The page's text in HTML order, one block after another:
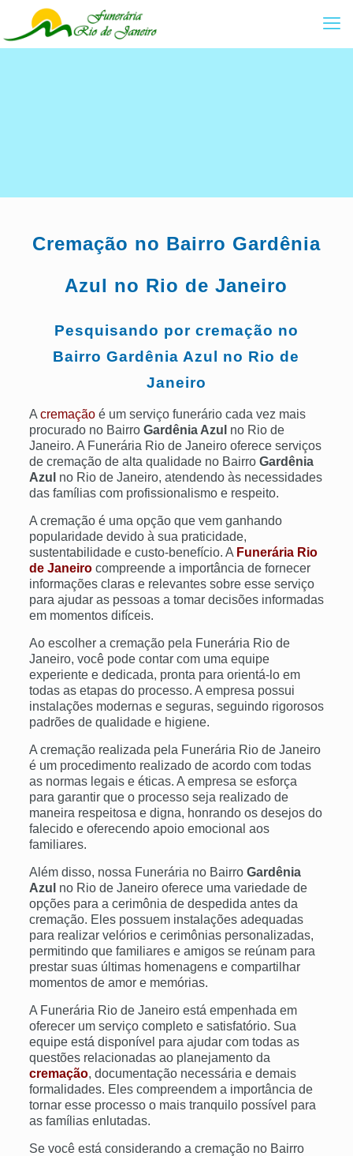
Cremação no Bairro Gardênia
Azul no Rio de Janeiro
Pesquisando por cremação no
BairroGardênia Azul
no Rio de
Janeiro
A cremaçãoé um serviço funerário cada vez mais
procurado no Bairro Gardênia Azul no Rio de
Janeiro. A Funerária Rio de Janeiro oferece serviços
de cremação de alta qualidade no Bairro Gardênia
Azul no Rio de Janeiro, atendendo às necessidades
das famílias com profissionalismo e respeito.
A cremação é uma opção que vem ganhando
popularidade devido à sua praticidade,
sustentabilidade e custo-benefício. A Funerária Rio
de Janeirocompreende a importância de fornecer
informações claras e relevantes sobre esse serviço
para ajudar as pessoas a tomar decisões informadas
em momentos difíceis.
Ao escolher a cremação pela Funerária Rio de
Janeiro, você pode contar com uma equipe
experiente e dedicada, pronta para orientá-lo em
todas as etapas do processo. A empresa possui
instalações modernas e seguras, seguindo rigorosos
padrões de qualidade e higiene.
A cremação realizada pela Funerária Rio de Janeiro
é um procedimento realizado de acordo com todas
as normas legais e éticas. A empresa se esforça
para garantir que o processo seja realizado de
maneira respeitosa e digna, honrando os desejos do
falecido e oferecendo apoio emocional aos
familiares.
Além disso, nossa Funerária no Bairro Gardênia
Azul no Rio de Janeiro oferece uma variedade de
opções para a cerimônia de despedida antes da
cremação. Eles possuem instalações adequadas
para realizar velórios e cerimônias personalizadas,
permitindo que familiares e amigos se reúnam para
prestar suas últimas homenagens e compartilhar
momentos de amor e memórias.
A Funerária Rio de Janeiro está empenhada em
oferecer um serviço completo e satisfatório. Sua
equipe está disponível para ajudar com todas as
questões relacionadas ao planejamento da
cremação, documentação necessária e demais
formalidades. Eles compreendem a importância de
tornar esse processo o mais tranquilo possível para
as famílias enlutadas.
Se você está considerando a cremação no Bairro